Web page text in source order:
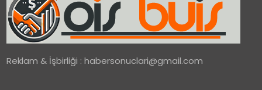
Reklam & İşbirliği :habersonuclari@gmail.com